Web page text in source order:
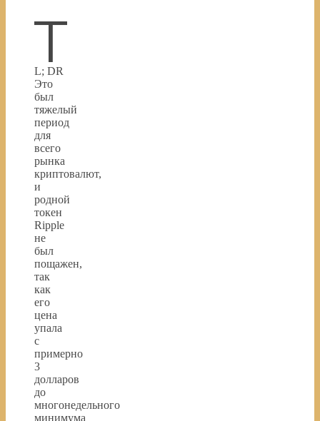
T
L; DR
Это
был
тяжелый
период
для
всего
рынка
криптовалют,
и
родной
токен
Ripple
не
был
пощажен,
так
как
его
цена
упала
с
примерно
3
долларов
до
многонедельного
минимума